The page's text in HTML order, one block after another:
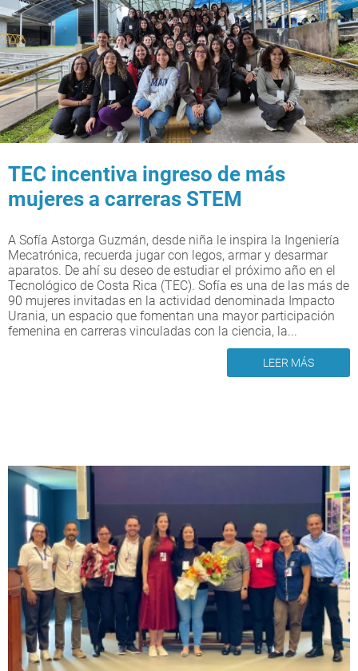
TEC incentiva ingreso de más
mujeres a carreras STEM
A Sofía Astorga Guzmán, desde niña le inspira la Ingeniería
Mecatrónica, recuerda jugar con legos, armar y desarmar
aparatos. De ahí su deseo de estudiar el próximo año en el
Tecnológico de Costa Rica (TEC). Sofía es una de las más de
90 mujeres invitadas en la actividad denominada Impacto
Urania, un espacio que fomentan una mayor participación
femenina en carreras vinculadas con la ciencia, la...
LEER MÁS